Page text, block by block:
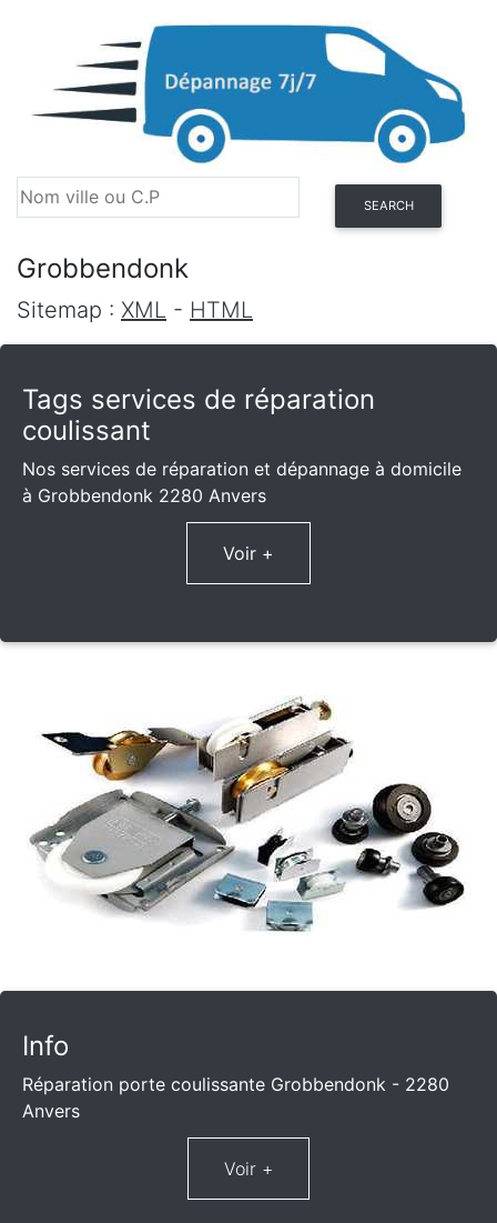
SEARCH
Grobbendonk
Sitemap : XML - HTML
Tags services de réparation
coulissant
Nos services de réparation et dépannage à domicile
à Grobbendonk 2280 Anvers
Voir +
Info
Réparation porte coulissante Grobbendonk - 2280
Anvers